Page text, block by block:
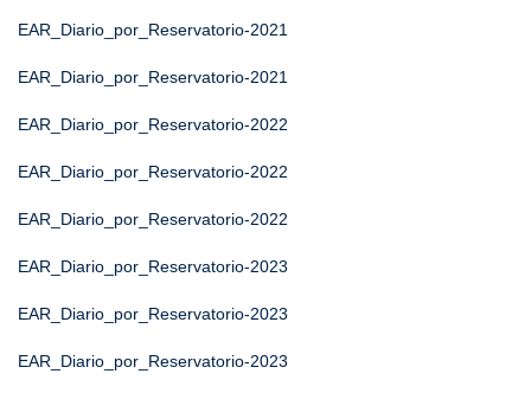
EAR_Diario_por_Reservatorio-2021
EAR_Diario_por_Reservatorio-2021
EAR_Diario_por_Reservatorio-2022
EAR_Diario_por_Reservatorio-2022
EAR_Diario_por_Reservatorio-2022
EAR_Diario_por_Reservatorio-2023
EAR_Diario_por_Reservatorio-2023
EAR_Diario_por_Reservatorio-2023